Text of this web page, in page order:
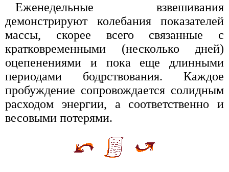
Еженедельные взвешивания
демонстрируют колебания показателей
массы, скорее всего связанные с
кратковременными (несколько дней)
оцепенениями и пока еще длинными
периодами бодрствования. Каждое
пробуждение сопровождается солидным
расходом энергии, а соответственно и
весовыми потерями.